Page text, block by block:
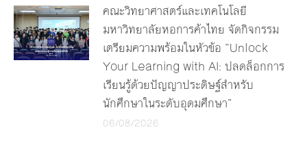
คณะวิทยาศาสตร์และเทคโนโลยี
มหาวิทยาลัยหอการค้าไทย จัดกิจกรรม
เตรียมความพร้อมในหัวข้อ “Unlock
Your Learning with AI: ปลดล็อกการ
เรียนรู้ด้วยปัญญาประดิษฐ์สำหรับ
นักศึกษาในระดับอุดมศึกษา”
06/08/2026